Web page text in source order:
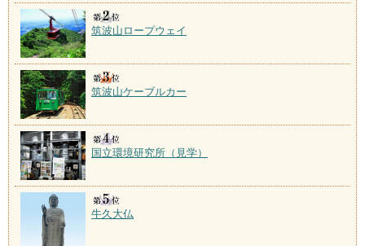
筑波山ロープウェイ
筑波山ケーブルカー
国立環境研究所（見学）
牛久大仏